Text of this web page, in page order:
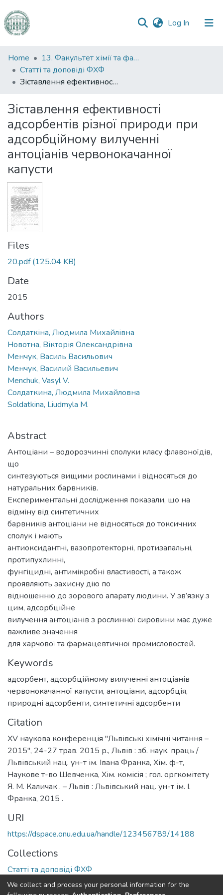
Log In (current)
Communities
&
Collections
Statistics
Home
13. Факультет хімії та фармації
Статті та доповіді ФХФ
Зіставлення ефективності адсорбентів різної природи при адсорбційному вилученні антоціанів червонокачанної капусти
Зіставлення ефективності
адсорбентів різної природи при
адсорбційному вилученні
антоціанів червонокачанної
капусти
Files
20.pdf(125.04 KB)
Date
2015
Authors
Солдаткіна, Людмила Михайлівна
Новотна, Вікторія Олександрівна
Менчук, Василь Васильович
Менчук, Василий Васильевич
Menchuk, Vasyl V.
Солдаткина, Людмила Михайловна
Soldatkina, Liudmyla M.
Abstract
Антоціани – водорозчинні сполуки класу флавоноїдів,
що
синтезуються вищими рослинами і відносяться до
натуральних барвників.
Експериментальні дослідження показали, що на
відміну від синтетичних
барвників антоціани не відносяться до токсичних
сполук і мають
антиоксидантні, вазопротекторні, протизапальні,
протипухлинні,
фунгіцидні, антимікробні властивості, а також
проявляють захисну дію по
відношенню до зорового апарату людини. У зв’язку з
цим, адсорбційне
вилучення антоціанів з рослинної сировини має дуже
важливе значення
для харчової та фармацевтичної промисловостей.
Keywords
адсорбент, адсорбційному вилученні антоціанів
червонокачанної капусти, aнтоціани, адсорбція,
природні адсорбенти, синтетичні адсорбенти
Citation
ХV наукова конференція "Львівські хімічні читання –
2015", 24-27 трав. 2015 р., Львів : зб. наук. праць /
Львівський нац. ун-т ім. Івана Франка, Хім. ф-т,
Наукове т-во Шевченка, Хім. комісія ; гол. оргкомітету
Я. М. Каличак . – Львів : Львівський нац. ун-т ім. І.
Франка, 2015 .
URI
https://dspace.onu.edu.ua/handle/123456789/14188
Collections
Статті та доповіді ФХФ
Full item page
We collect and process your personal information for the